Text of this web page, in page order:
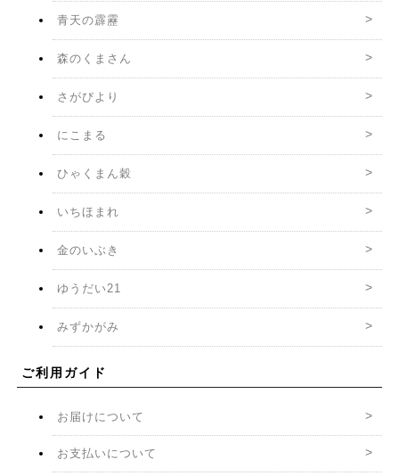
青天の霹靂
森のくまさん
さがびより
にこまる
ひゃくまん穀
いちほまれ
金のいぶき
ゆうだい21
みずかがみ
ご利用ガイド
お届けについて
お支払いについて